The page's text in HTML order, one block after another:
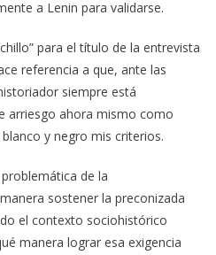
a Lenin para validarse.
para el título de la entrevista
referencia a que, ante las
siempre está
arriesgo ahora mismo como
y negro mis criterios.
de la
sostener la preconizada
el contexto sociohistórico
manera lograr esa exigencia